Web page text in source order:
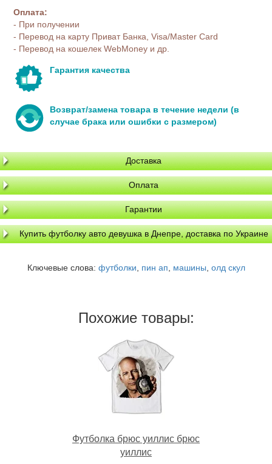
Оплата:
- При получении
- Перевод на карту Приват Банка, Visa/Master Card
- Перевод на кошелек WebMoney и др.
Гарантия качества
Возврат/замена товара в течение недели (в
случае брака или ошибки с размером)
Доставка
Оплата
Гарантии
Купить футболку авто девушка в Днепре, доставка по Украине
Ключевые слова: футболки, пин ап, машины, олд скул
Похожие товары:
Футболка брюс уиллис брюс
уиллис